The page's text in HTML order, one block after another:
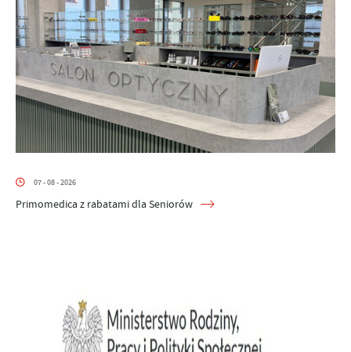
07 - 08 - 2026
Primomedica z rabatami dla Seniorów